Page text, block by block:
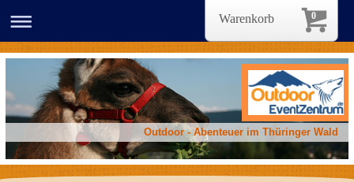
Outdoor - Abenteuer im Thüringer Wald
0
Warenkorb